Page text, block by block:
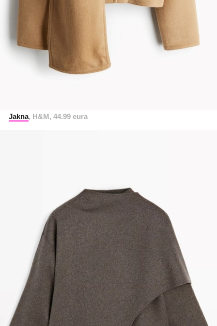
Jakna, H&M, 44.99 eura